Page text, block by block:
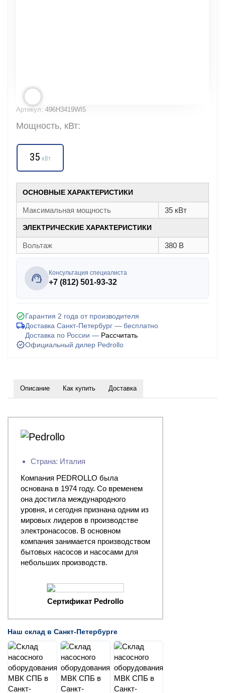
Артикул: 496H3419WI5
Мощность, кВт:
35 кВт
ОСНОВНЫЕ ХАРАКТЕРИСТИКИ
Максимальная мощность 35 кВт
ЭЛЕКТРИЧЕСКИЕ ХАРАКТЕРИСТИКИ
Вольтаж 380 В
Консультация специалиста
+7 (812) 501-93-32
Гарантия 2 года от производителя
Доставка Санкт-Петербург — бесплатно
Доставка по России — Рассчитать
Официальный дилер Pedrollo
Описание Как купить Доставка
Страна: Италия
Компания PEDROLLO была
основана в 1974 году. Со временем
она достигла международного
уровня, и сегодня признана одним из
мировых лидеров в производстве
электронасосов. В основном
компания занимается производством
бытовых насосов и насосами для
небольших производств.
Сертификат Pedrollo
Наш склад в Санкт-Петербурге